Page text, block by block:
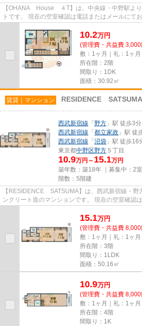
【OHANA House ４T】は、中央線・中野駅よ
トです。 現在の空室確認は電話またはメールにてお問い合わせください。 退去前
10.2万円
(管理費・共益費
敷：1ヶ月｜礼：1ヶ月
所在階：2階
間取り：1DK
面積：30.92㎡
賃貸｜マンション RESIDENCE SATSUMA
西武新宿線 「 野方 」駅 徒歩3分
西武新宿線 「 都立家政 」駅 徒
西武新宿線 「 沼袋 」駅 徒歩16
東京都中野区野方 ５丁目
10.9万円～ 15.1万円
築年数：築18年 ｜募集中： 2室
階数：5階建
【RESIDENCE SATSUMA】は、西武新宿線・野
ンクリート造のマンションです。 現在の空室確認は電話またはメールにてお問い
15.1万円
(管理費・共益費
敷：1ヶ月｜礼：1ヶ月
所在階：3階
間取り：1LDK
面積：50.16㎡
10.9万円
(管理費・共益費
敷：1ヶ月｜礼：1ヶ月
所在階：4階
間取り：1K